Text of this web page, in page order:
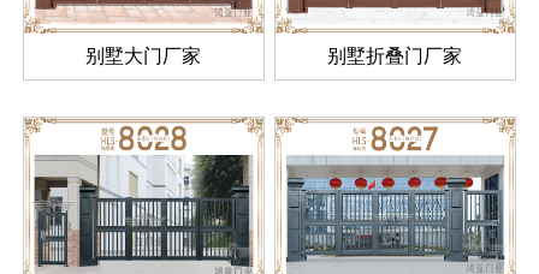
别墅大门厂家 别墅折叠门厂家